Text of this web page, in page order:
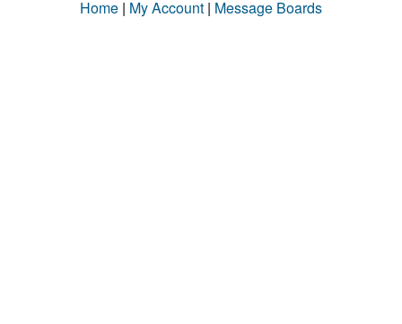
Home | My Account | Message Boards